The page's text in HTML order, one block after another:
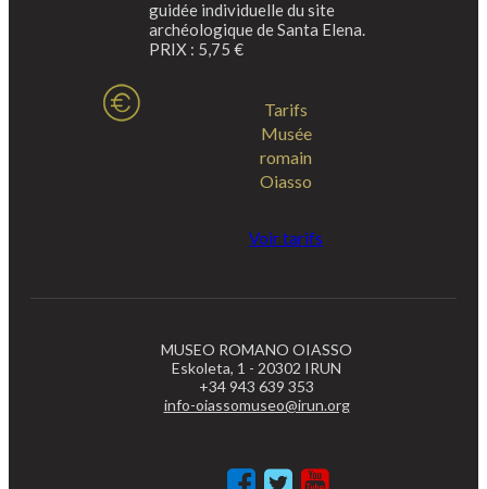
guidée individuelle du site
archéologique de Santa Elena.
PRIX : 5,75 €
Tarifs
Musée
romain
Oiasso
Voir tarifs
MUSEO ROMANO OIASSO
Eskoleta, 1 - 20302 IRUN
+34 943 639 353
info-oiassomuseo@irun.org